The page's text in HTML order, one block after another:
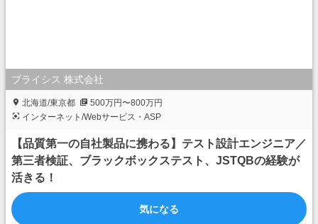
ブライシス 株式会社
北海道/東京都
500万円〜800万円
インターネット/Webサービス・ASP
【品質第一の自社製品に携わる】テスト設計エンジニア／
第三者検証、ブラックボックステスト、JSTQBの経験が
活きる！
気になる